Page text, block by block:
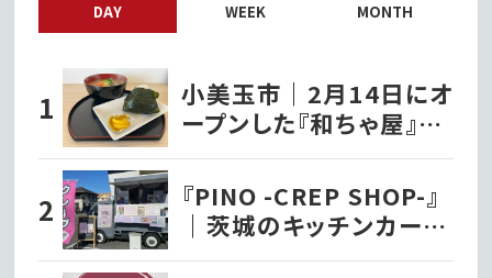
DAY WEEK MONTH
小美玉市｜2月14日にオ
ープンした『和ちゃ屋』で
おにぎり味噌汁セットを
いただきました!!
『PINO -CREP SHOP-』
｜茨城のキッチンカー巡
り